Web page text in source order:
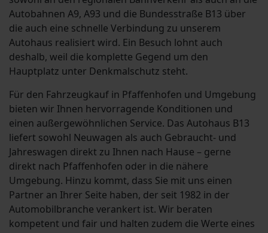
Autobahnen A9, A93 und die Bundesstraße B13 über
die auch eine schnelle Verbindung zu unserem
Autohaus realisiert wird. Ein Besuch lohnt auch
deshalb, weil die komplette Gegend um den
Hauptplatz unter Denkmalschutz steht.
Für den Fahrzeugkauf in Pfaffenhofen und Umgebung
bieten wir Ihnen hervorragende Konditionen und
einen außergewöhnlichen Service. Das Autohaus B13
liefert sowohl Neuwagen als auch Gebraucht- und
Jahreswagen direkt zu Ihnen nach Hause – gerne
direkt nach Pfaffenhofen oder in die nähere
Umgebung. Hinzu kommt, dass Sie mit uns einen
Partner an Ihrer Seite haben, der seit 1982 in der
Automobilbranche verankert ist. Wir beraten
kompetent und fair und halten zudem die Werte eines